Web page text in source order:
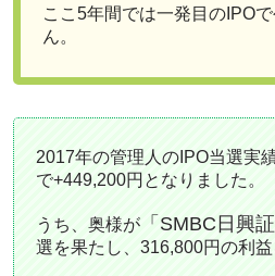
ここ5年間では一発目のIPO
ん。
2017年の管理人のIPO当選実績
で+449,200円 となりました。
うち、奥様が 「SMBC日興証
選を果たし、 316,800円の利益